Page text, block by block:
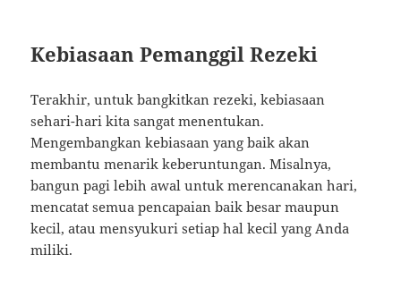
Kebiasaan Pemanggil Rezeki
Terakhir, untuk bangkitkan rezeki, kebiasaan
sehari-hari kita sangat menentukan.
Mengembangkan kebiasaan yang baik akan
membantu menarik keberuntungan. Misalnya,
bangun pagi lebih awal untuk merencanakan hari,
mencatat semua pencapaian baik besar maupun
kecil, atau mensyukuri setiap hal kecil yang Anda
miliki.